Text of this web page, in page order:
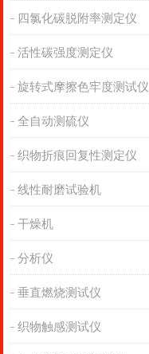
四氯化碳脱附率测定仪
活性碳强度测定仪
旋转式摩擦色牢度测试仪
全自动测硫仪
织物折痕回复性测定仪
线性耐磨试验机
干燥机
分析仪
垂直燃烧测试仪
织物触感测试仪